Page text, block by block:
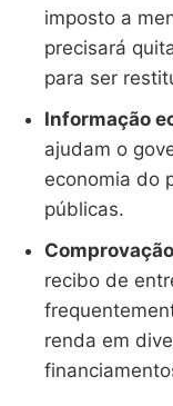
imposto a
precisará
para ser
Informação
ajudam o
economia do
públicas.
recibo de
renda em